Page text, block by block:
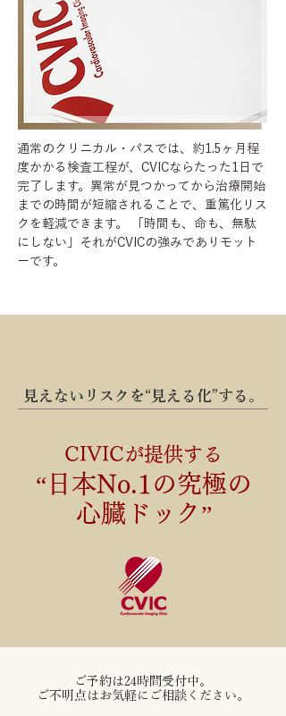
通常のクリニカル・パスでは、約1.5ヶ月程
度かかる検査工程が、CVICならたった1日で
完了します。異常が見つかってから治療開始
までの時間が短縮されることで、重篤化リス
クを軽減できます。 「時間も、命も、無駄
にしない」それがCVICの強みでありモット
ーです。
見えないリスクを“見える化”する。
CIVICが提供する
“日本No.1の究極の
心臓ドック”
ご予約は24時間受付中。
ご不明点はお気軽にご相談ください。